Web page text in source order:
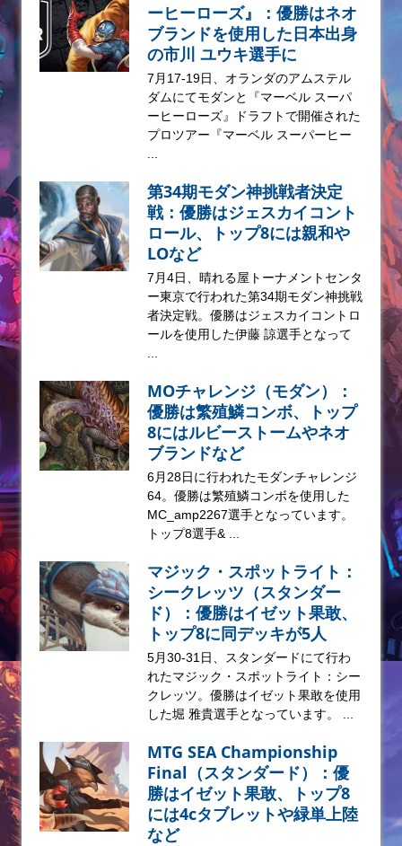
ーヒーローズ』：優勝はネオ
ブランドを使用した日本出身
の市川 ユウキ選手に
7月17-19日、オランダのアムステル
ダムにてモダンと『マーベル スーパ
ーヒーローズ』ドラフトで開催された
プロツアー『マーベル スーパーヒー
第34期モダン神挑戦者決定
戦：優勝はジェスカイコント
ロール、トップ8には親和や
LOなど
7月4日、晴れる屋トーナメントセンタ
ー東京で行われた第34期モダン神挑戦
者決定戦。優勝はジェスカイコントロ
ールを使用した伊藤 諒選手となって
MOチャレンジ（モダン）：
優勝は繁殖鱗コンボ、トップ
8にはルビーストームやネオ
ブランドなど
6月28日に行われたモダンチャレンジ
64。優勝は繁殖鱗コンボを使用した
MC_amp2267選手となっています。
トップ8選手& ...
マジック・スポットライト：
シークレッツ（スタンダー
ド）：優勝はイゼット果敢、
トップ8に同デッキが5人
5月30-31日、スタンダードにて行わ
れたマジック・スポットライト：シー
クレッツ。優勝はイゼット果敢を使用
した堀 雅貴選手となっています。 ...
MTG SEA Championship
Final（スタンダード）：優
勝はイゼット果敢、トップ8
には4cタブレットや緑単上陸
など